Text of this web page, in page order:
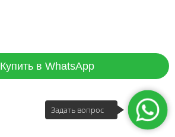
Купить в WhatsApp
Задать вопрос